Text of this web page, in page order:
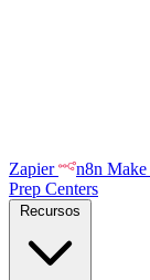
Zapier n8n Make
Prep Centers